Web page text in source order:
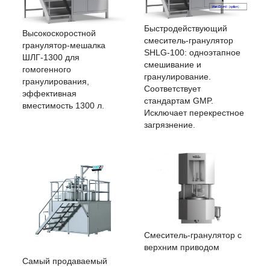
Высокоскоростной
гранулятор-мешалка
ШЛГ-1300 для
гомогенного
гранулирования,
эффективная
вместимость 1300 л.
Быстродействующий
смеситель-гранулятор
SHLG-100: одноэтапное
смешивание и
гранулирование.
Соответствует
стандартам GMP.
Исключает перекрестное
загрязнение.
Самый продаваемый
Смеситель-гранулятор с
верхним приводом